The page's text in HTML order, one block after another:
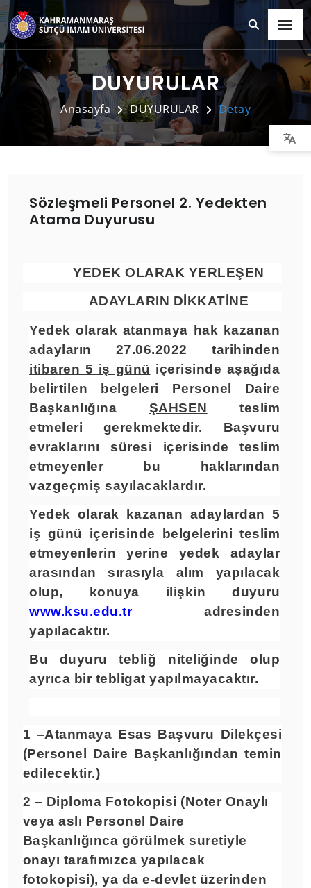
DUYURULAR
Anasayfa DUYURULAR Detay
Sözleşmeli Personel 2. Yedekten
Atama Duyurusu
YEDEK OLARAK YERLEŞEN
ADAYLARIN DİKKATİNE
Yedek olarak atanmaya hak kazanan
adayların 27.06.2022 tarihinden
itibaren 5 iş günü içerisinde aşağıda
belirtilen belgeleri Personel Daire
Başkanlığına ŞAHSEN teslim
etmeleri gerekmektedir. Başvuru
evraklarını süresi içerisinde teslim
etmeyenler bu haklarından
vazgeçmiş sayılacaklardır.
Yedek olarak kazanan adaylardan 5
iş günü içerisinde belgelerini teslim
etmeyenlerin yerine yedek adaylar
arasından sırasıyla alım yapılacak
olup, konuya ilişkin duyuru
www.ksu.edu.tradresinden
yapılacaktır.
Bu duyuru tebliğ niteliğinde olup
ayrıca bir tebligat yapılmayacaktır.
1 –Atanmaya Esas Başvuru Dilekçesi
(Personel Daire Başkanlığından temin
edilecektir.)
2 – Diploma Fotokopisi (Noter Onaylı
veya aslı Personel Daire
Başkanlığınca görülmek suretiyle
onayı tarafımızca yapılacak
fotokopisi), ya da e-devlet üzerinden